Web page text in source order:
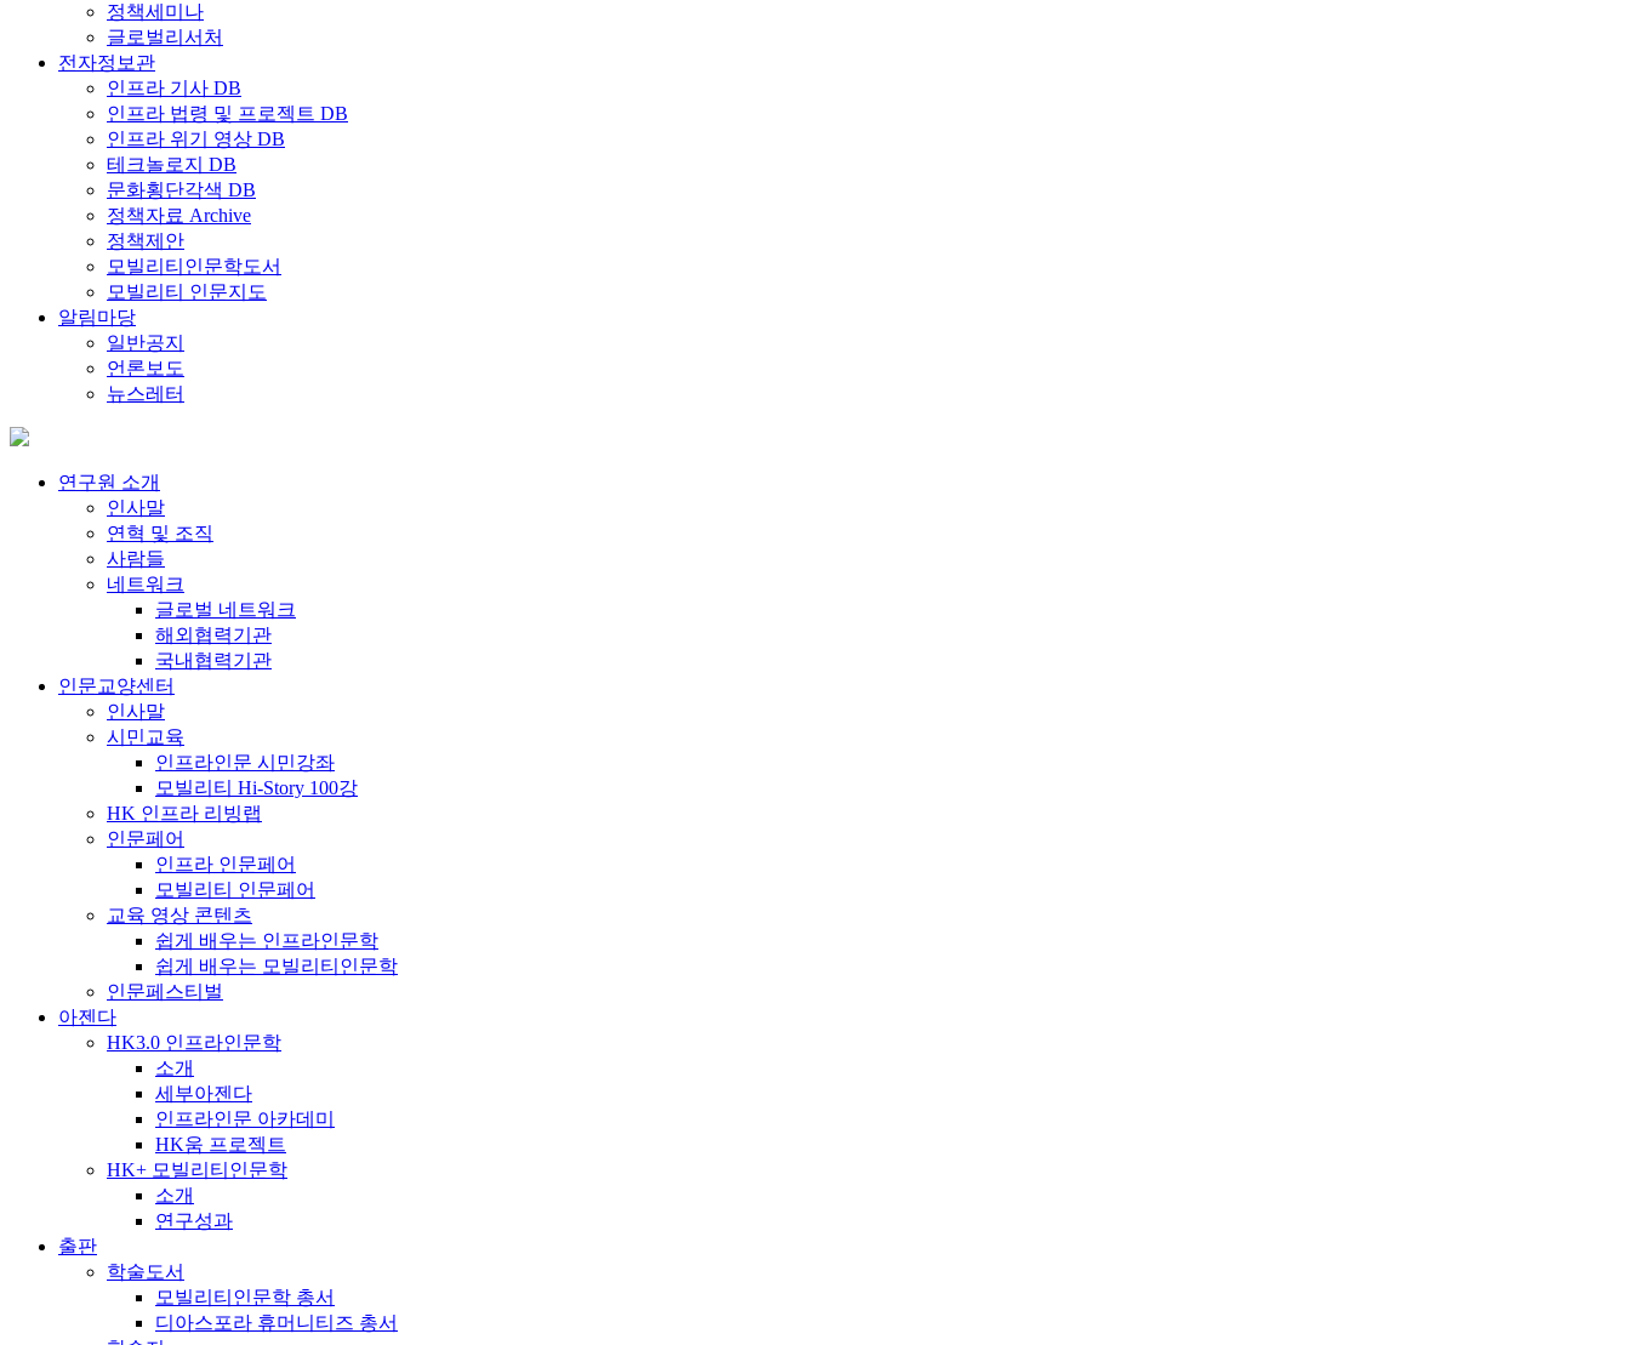
정책세미나
글로벌리서처
전자정보관
인프라 기사 DB
인프라 법령 및 프로젝트 DB
인프라 위기 영상 DB
테크놀로지 DB
문화횡단각색 DB
정책자료 Archive
정책제안
모빌리티인문학도서
모빌리티 인문지도
알림마당
일반공지
언론보도
뉴스레터
연구원 소개
인사말
연혁 및 조직
사람들
네트워크
글로벌 네트워크
해외협력기관
국내협력기관
인문교양센터
인사말
시민교육
인프라인문 시민강좌
모빌리티 Hi-Story 100강
HK 인프라 리빙랩
인문페어
인프라 인문페어
모빌리티 인문페어
교육 영상 콘텐츠
쉽게 배우는 인프라인문학
쉽게 배우는 모빌리티인문학
인문페스티벌
아젠다
HK3.0 인프라인문학
소개
세부아젠다
인프라인문 아카데미
HK움 프로젝트
HK+ 모빌리티인문학
소개
연구성과
출판
학술도서
모빌리티인문학 총서
디아스포라 휴머니티즈 총서